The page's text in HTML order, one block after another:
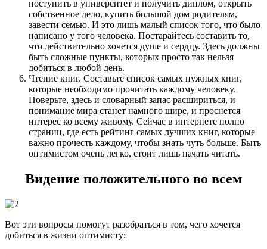
поступить в университет и получить диплом, открыть
собственное дело, купить большой дом родителям,
завести семью. И это лишь малый список того, что было
написано у того человека. Постарайтесь составить то,
что действительно хочется душе и сердцу. Здесь должны
быть сложные пункты, которых просто так нельзя
добиться в любой день.
Чтение книг. Составьте список самых нужных книг,
которые необходимо прочитать каждому человеку.
Поверьте, здесь и словарный запас расшириться, и
понимание мира станет намного шире, и проснется
интерес ко всему живому. Сейчас в интернете полно
страниц, где есть рейтинг самых лучших книг, которые
важно прочесть каждому, чтобы знать чуть больше. Быть
оптимистом очень легко, стоит лишь начать читать.
Видение положительного во всем
Вот эти вопросы помогут разобраться в том, чего хочется
добиться в жизни оптимисту: